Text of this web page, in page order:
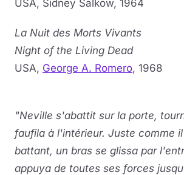
USA, Sidney Salkow, 1964
La Nuit des Morts Vivants
Night of the Living Dead
USA, George A. Romero, 1968
"Neville s'abattit sur la porte,
faufila à l'intérieur. Juste comme
battant, un bras se glissa par
appuya de toutes ses forces